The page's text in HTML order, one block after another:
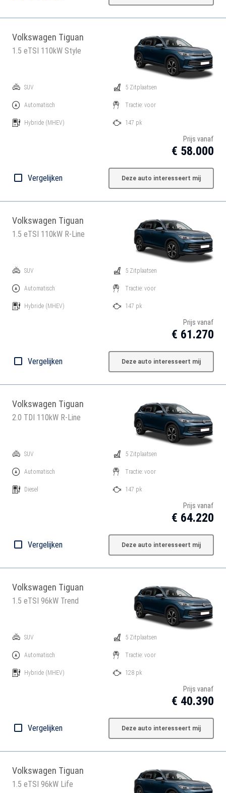
Volkswagen Tiguan
1.5 eTSI 110kW Style
SUV
Automatisch
Hybride (MHEV)
5 Zitplaatsen
Tractie: voor
147 pk
Prijs vanaf
€ 58.000
Vergelijken Deze auto interesseert mij
Volkswagen Tiguan
1.5 eTSI 110kW R-Line
SUV
Automatisch
Hybride (MHEV)
5 Zitplaatsen
Tractie: voor
147 pk
Prijs vanaf
€ 61.270
Vergelijken Deze auto interesseert mij
Volkswagen Tiguan
2.0 TDI 110kW R-Line
SUV
Automatisch
Diesel
5 Zitplaatsen
Tractie: voor
147 pk
Prijs vanaf
€ 64.220
Vergelijken Deze auto interesseert mij
Volkswagen Tiguan
1.5 eTSI 96kW Trend
SUV
Automatisch
Hybride (MHEV)
5 Zitplaatsen
Tractie: voor
128 pk
Prijs vanaf
€ 40.390
Vergelijken Deze auto interesseert mij
Volkswagen Tiguan
1.5 eTSI 96kW Life